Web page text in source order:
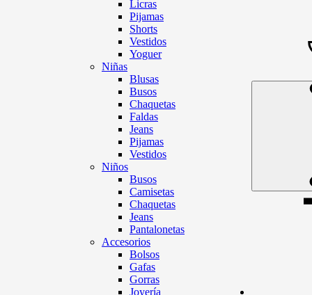
Licras
Pijamas
Shorts
Vestidos
Yoguer
Niñas
Blusas
Busos
Chaquetas
Faldas
Jeans
Pijamas
Vestidos
Niños
Busos
Camisetas
Chaquetas
Jeans
Pantalonetas
Accesorios
Bolsos
Gafas
Gorras
Joyería